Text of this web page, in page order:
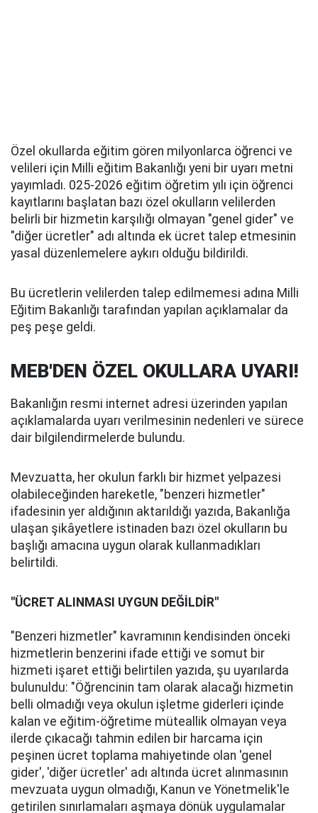
Özel okullarda eğitim gören milyonlarca öğrenci ve
velileri için Milli eğitim Bakanlığı yeni bir uyarı metni
yayımladı. 025-2026 eğitim öğretim yılı için öğrenci
kayıtlarını başlatan bazı özel okulların velilerden
belirli bir hizmetin karşılığı olmayan "genel gider" ve
"diğer ücretler" adı altında ek ücret talep etmesinin
yasal düzenlemelere aykırı olduğu bildirildi.
Bu ücretlerin velilerden talep edilmemesi adına Milli
Eğitim Bakanlığı tarafından yapılan açıklamalar da
peş peşe geldi.
MEB'DEN ÖZEL OKULLARA UYARI!
Bakanlığın resmi internet adresi üzerinden yapılan
açıklamalarda uyarı verilmesinin nedenleri ve sürece
dair bilgilendirmelerde bulundu.
Mevzuatta, her okulun farklı bir hizmet yelpazesi
olabileceğinden hareketle, "benzeri hizmetler"
ifadesinin yer aldığının aktarıldığı yazıda, Bakanlığa
ulaşan şikâyetlere istinaden bazı özel okulların bu
başlığı amacına uygun olarak kullanmadıkları
belirtildi.
"ÜCRET ALINMASI UYGUN DEĞİLDİR"
"Benzeri hizmetler" kavramının kendisinden önceki
hizmetlerin benzerini ifade ettiği ve somut bir
hizmeti işaret ettiği belirtilen yazıda, şu uyarılarda
bulunuldu: "Öğrencinin tam olarak alacağı hizmetin
belli olmadığı veya okulun işletme giderleri içinde
kalan ve eğitim-öğretime müteallik olmayan veya
ilerde çıkacağı tahmin edilen bir harcama için
peşinen ücret toplama mahiyetinde olan 'genel
gider', 'diğer ücretler' adı altında ücret alınmasının
mevzuata uygun olmadığı, Kanun ve Yönetmelik'le
getirilen sınırlamaları aşmaya dönük uygulamalar